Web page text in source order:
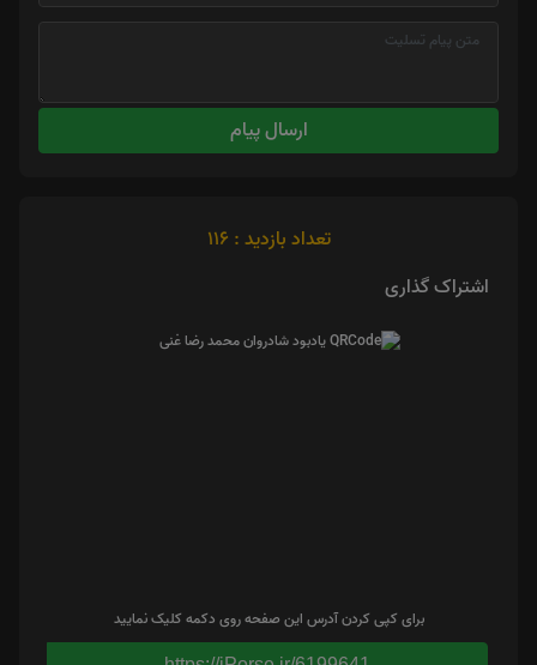
ارسال پیام
تعداد بازدید : 116
اشتراک گذاری
برای کپی کردن آدرس این صفحه روی دکمه کلیک نمایید